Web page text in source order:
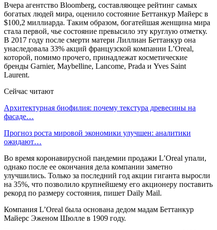
Вчера агентство Bloomberg, составляющее рейтинг самых
богатых людей мира, оценило состояние Беттанкур Майерс в
$100,2 миллиарда. Таким образом, богатейшая женщина мира
стала первой, чье состояние превысило эту круглую отметку.
В 2017 году после смерти матери Лиллиан Беттанкур она
унаследовала 33% акций французской компании L’Oreal,
которой, помимо прочего, принадлежат косметические
бренды Garnier, Maybelline, Lancome, Prada и Yves Saint
Laurent.
Сейчас читают
Архитектурная биофилия: почему текстура древесины на
фасаде…
Прогноз роста мировой экономики улучшен: аналитики
ожидают…
Во время коронавирусной пандемии продажи L’Oreal упали,
однако после ее окончания дела компании заметно
улучшились. Только за последний год акции гиганта выросли
на 35%, что позволило крупнейшему его акционеру поставить
рекорд по размеру состояния, пишет Daily Mail.
Компания L’Oreal была основана дедом мадам Беттанкур
Майерс Эженом Шюлле в 1909 году.